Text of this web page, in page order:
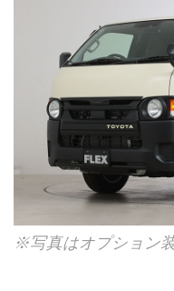
※写真はオプション